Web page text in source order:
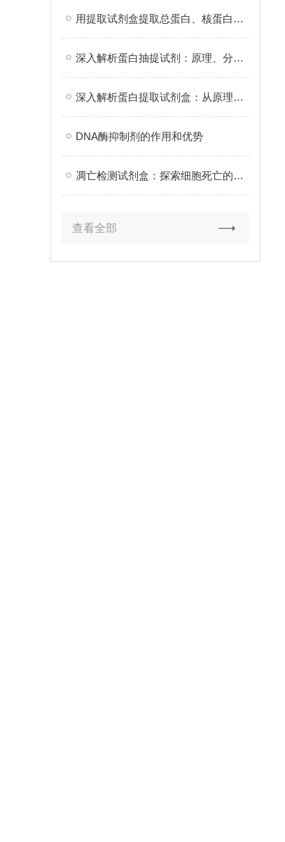
用提取试剂盒提取总蛋白、核蛋白、膜蛋白
深入解析蛋白抽提试剂：原理、分类、应用及优化策略在生物研究中的重要性
深入解析蛋白提取试剂盒：从原理到应用的全面解读
DNA酶抑制剂的作用和优势
凋亡检测试剂盒：探索细胞死亡的奥秘
查看全部